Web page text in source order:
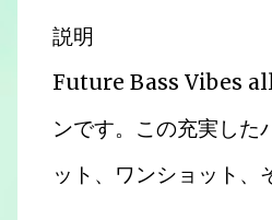
説明
Future Bass Vibes
ンです。この充実し
ット、ワンショット、